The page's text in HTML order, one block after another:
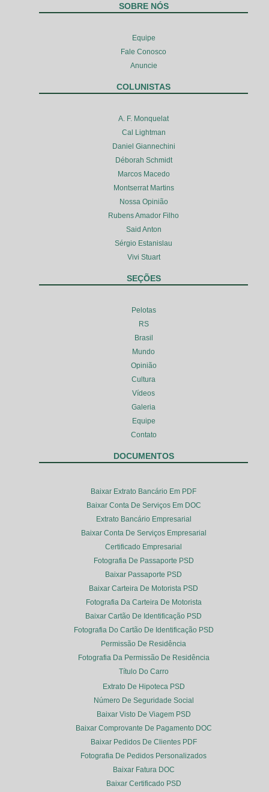
SOBRE NÓS
Equipe
Fale Conosco
Anuncie
COLUNISTAS
A. F. Monquelat
Cal Lightman
Daniel Giannechini
Déborah Schmidt
Marcos Macedo
Montserrat Martins
Nossa Opinião
Rubens Amador Filho
Said Anton
Sérgio Estanislau
Vivi Stuart
SEÇÕES
Pelotas
RS
Brasil
Mundo
Opinião
Cultura
Vídeos
Galeria
Equipe
Contato
DOCUMENTOS
Baixar Extrato Bancário Em PDF
Baixar Conta De Serviços Em DOC
Extrato Bancário Empresarial
Baixar Conta De Serviços Empresarial
Certificado Empresarial
Fotografia De Passaporte PSD
Baixar Passaporte PSD
Baixar Carteira De Motorista PSD
Fotografia Da Carteira De Motorista
Baixar Cartão De Identificação PSD
Fotografia Do Cartão De Identificação PSD
Permissão De Residência
Fotografia Da Permissão De Residência
Título Do Carro
Extrato De Hipoteca PSD
Número De Seguridade Social
Baixar Visto De Viagem PSD
Baixar Comprovante De Pagamento DOC
Baixar Pedidos De Clientes PDF
Fotografia De Pedidos Personalizados
Baixar Fatura DOC
Baixar Certificado PSD